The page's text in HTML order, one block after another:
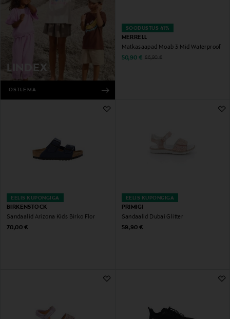
LINDEX
OSTLEMA
SOODUSTUS 41%
MERRELL
Matkasaapad Moab 3 Mid Waterproof
Discounted Price
50,90 € Original Price
86,90 €
EELIS KUPONGIGA
BIRKENSTOCK
Sandaalid Arizona Kids Birko Flor
Original Price
70,00 €
EELIS KUPONGIGA
PRIMIGI
Sandaalid Dubai Glitter
Original Price
59,90 €